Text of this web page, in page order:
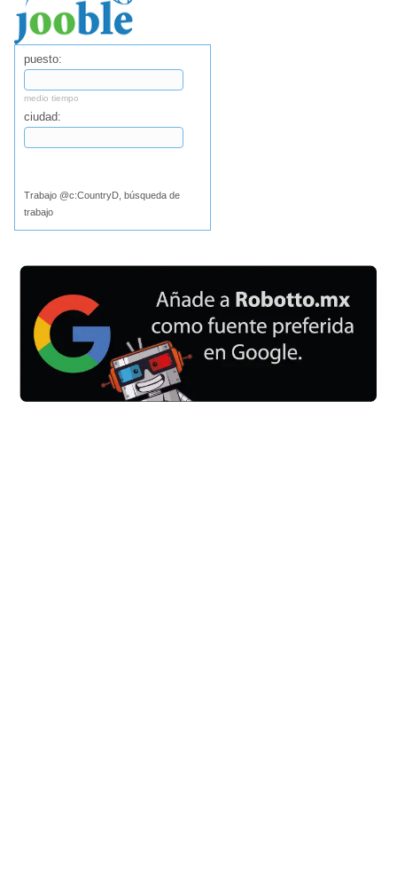
puesto:
medio tiempo
ciudad:
Trabajo @c:CountryD, búsqueda de
trabajo